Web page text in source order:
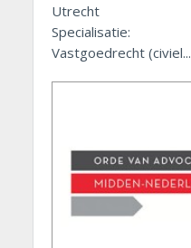
Utrecht
Specialisatie:
Vastgoedrecht (civiel...